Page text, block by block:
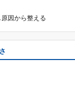
因から整える